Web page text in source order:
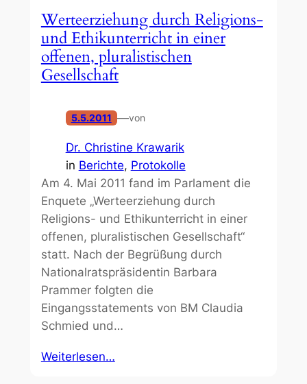
Werteerziehung durch Religions-
und Ethikunterricht in einer
offenen, pluralistischen
Gesellschaft
5.5.2011 —von
Dr. Christine Krawarik
in Berichte, Protokolle
Am 4. Mai 2011 fand im Parlament die
Enquete „Werteerziehung durch
Religions- und Ethikunterricht in einer
offenen, pluralistischen Gesellschaft“
statt. Nach der Begrüßung durch
Nationalratspräsidentin Barbara
Prammer folgten die
Eingangsstatements von BM Claudia
Schmied und…
Weiterlesen…